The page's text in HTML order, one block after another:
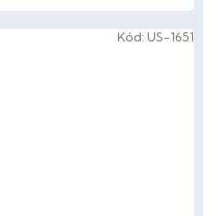
Kód: US-1651